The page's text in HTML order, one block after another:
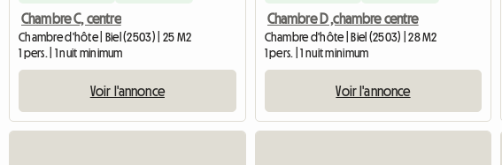
Chambre C, centre
Chambre d'hôte | Biel (2503) | 25 M2
1 pers. | 1 nuit minimum
Voir l'annonce
Chambre D ,chambre centre
Chambre d'hôte | Biel (2503) | 28 M2
1 pers. | 1 nuit minimum
Voir l'annonce